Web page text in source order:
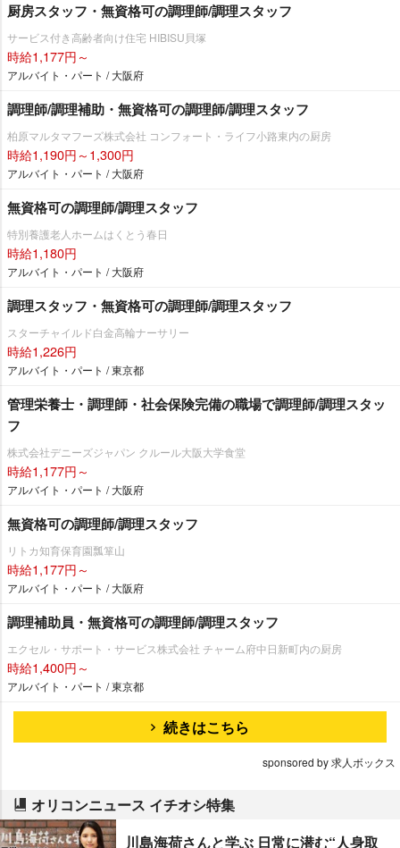
厨房スタッフ・無資格可の調理師/調理スタッフ
サービス付き高齢者向け住宅 HIBISU貝塚
時給1,177円～
アルバイト・パート / 大阪府
調理師/調理補助・無資格可の調理師/調理スタッフ
柏原マルタマフーズ株式会社 コンフォート・ライフ小路東内の厨房
時給1,190円～1,300円
アルバイト・パート / 大阪府
無資格可の調理師/調理スタッフ
特別養護老人ホームはくとう春日
時給1,180円
アルバイト・パート / 大阪府
調理スタッフ・無資格可の調理師/調理スタッフ
スターチャイルド白金高輪ナーサリー
時給1,226円
アルバイト・パート / 東京都
管理栄養士・調理師・社会保険完備の職場で調理師/調理スタッ
フ
株式会社デニーズジャパン クルール大阪大学食堂
時給1,177円～
アルバイト・パート / 大阪府
無資格可の調理師/調理スタッフ
リトカ知育保育園瓢箪山
時給1,177円～
アルバイト・パート / 大阪府
調理補助員・無資格可の調理師/調理スタッフ
エクセル・サポート・サービス株式会社 チャーム府中日新町内の厨房
時給1,400円～
アルバイト・パート / 東京都
続きはこちら
sponsored by 求人ボックス
オリコンニュース イチオシ特集
川島海荷さんと学ぶ 日常に潜む“人身取